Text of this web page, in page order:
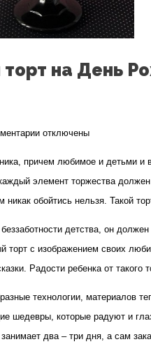
на День
к
на
День
Рождения
отключены
причем любимое и детьми
элемент торжества
обойтись нельзя. Такой
детства, он
торт с изображением своих
Радости ребенка от такого
технологии, материалов
шедевры, которые радуют и
занимает два – три дня, а сам